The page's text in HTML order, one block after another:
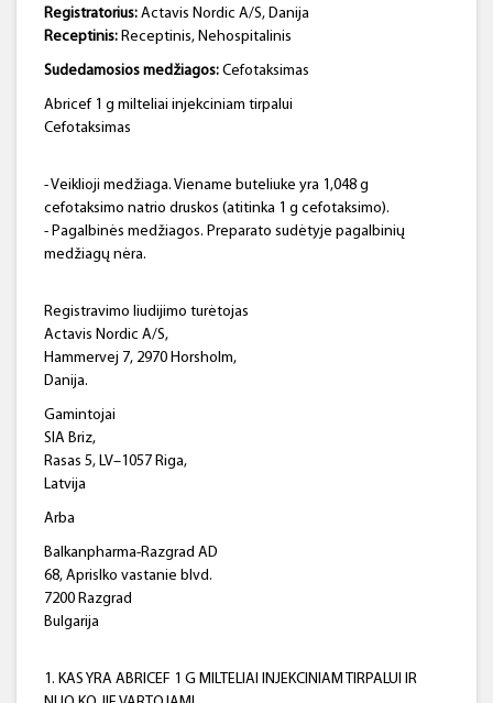
Registratorius: Actavis Nordic A/S, Danija
Receptinis: Receptinis, Nehospitalinis
Sudedamosios medžiagos: Cefotaksimas
Abricef 1 g milteliai injekciniam tirpalui
Cefotaksimas
- Veiklioji medžiaga. Viename buteliuke yra 1,048 g
cefotaksimo natrio druskos (atitinka 1 g cefotaksimo).
- Pagalbinės medžiagos. Preparato sudėtyje pagalbinių
medžiagų nėra.
Registravimo liudijimo turėtojas
Actavis Nordic A/S,
Hammervej 7, 2970 Horsholm,
Danija.
Gamintojai
SIA Briz,
Rasas 5, LV–1057 Riga,
Latvija
Arba
Balkanpharma-Razgrad AD
68, Aprislko vastanie blvd.
7200 Razgrad
Bulgarija
1. KAS YRA ABRICEF 1 G MILTELIAI INJEKCINIAM TIRPALUI IR